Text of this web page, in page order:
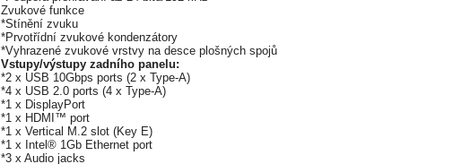
Zvukové funkce
*Stínění zvuku
*Prvotřídní zvukové kondenzátory
*Vyhrazené zvukové vrstvy na desce plošných spojů
Vstupy/výstupy zadního panelu:
*2 x USB 10Gbps ports (2 x Type-A)
*4 x USB 2.0 ports (4 x Type-A)
*1 x DisplayPort
*1 x HDMI™ port
*1 x Vertical M.2 slot (Key E)
*1 x Intel® 1Gb Ethernet port
*3 x Audio jacks